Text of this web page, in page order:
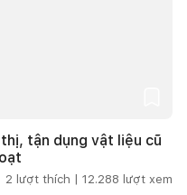
tận dụng vật liệu cũ
2 lượt thích | 12.288 lượt xem